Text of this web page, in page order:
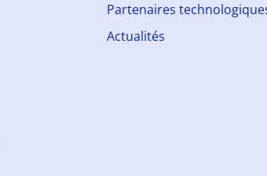
Partenaires
Actualités